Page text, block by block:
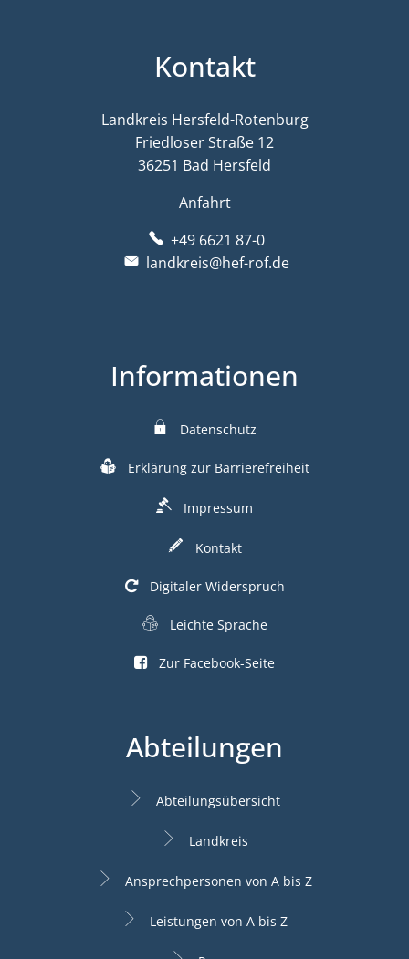
Kontakt
Landkreis Hersfeld-Rotenburg
Friedloser Straße 12
36251 Bad Hersfeld
Anfahrt
+49 6621 87-0
landkreis@hef-rof.de
Informationen
Datenschutz
Erklärung zur Barrierefreiheit
Impressum
Kontakt
Digitaler Widerspruch
Leichte Sprache
Zur Facebook-Seite
Abteilungen
Abteilungsübersicht
Landkreis
Ansprechpersonen von A bis Z
Leistungen von A bis Z